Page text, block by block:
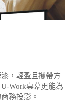
，輕盈且攜帶方
Work桌幕更能為
務投影。